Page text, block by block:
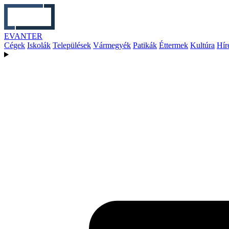
EVANTER
Cégek Iskolák Települések Vármegyék Patikák Éttermek Kultúra